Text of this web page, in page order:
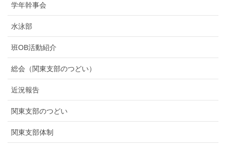
学年幹事会
水泳部
班OB活動紹介
総会（関東支部のつどい）
近況報告
関東支部のつどい
関東支部体制